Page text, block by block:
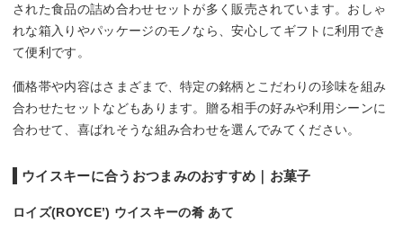
された食品の詰め合わせセットが多く販売されています。おしゃ
れな箱入りやパッケージのモノなら、安心してギフトに利用でき
て便利です。
価格帯や内容はさまざまで、特定の銘柄とこだわりの珍味を組み
合わせたセットなどもあります。贈る相手の好みや利用シーンに
合わせて、喜ばれそうな組み合わせを選んでみてください。
ウイスキーに合うおつまみのおすすめ｜お菓子
ロイズ(ROYCE’) ウイスキーの肴 あて